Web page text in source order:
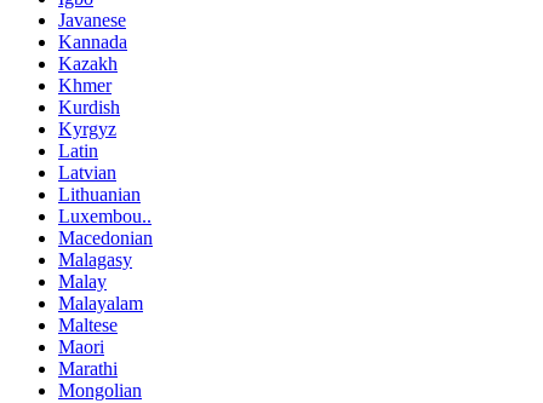
Javanese
Kannada
Kazakh
Khmer
Kurdish
Kyrgyz
Latin
Latvian
Lithuanian
Luxembou..
Macedonian
Malagasy
Malay
Malayalam
Maltese
Maori
Marathi
Mongolian